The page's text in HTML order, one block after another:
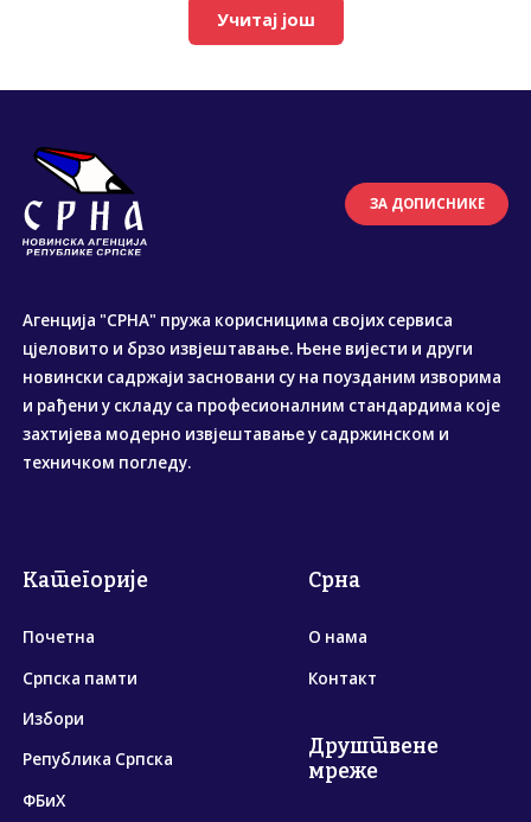
Учитај још
ЗА ДОПИСНИКЕ
Агенција "СРНА" пружа корисницима својих сервиса
цјеловито и брзо извјештавање. Њене вијести и други
новински садржаји засновани су на поузданим изворима
и рађени у складу са професионалним стандардима које
захтијева модерно извјештавање у садржинском и
техничком погледу.
Категорије
Почетна
Српска памти
Избори
Република Српска
ФБиХ
Срна
О нама
Контакт
Друштвене
мреже